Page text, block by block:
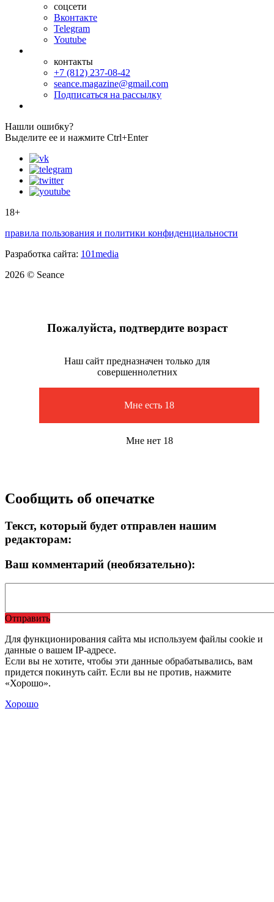
соцсети
Вконтакте
Telegram
Youtube
контакты
+7 (812) 237-08-42
seance.magazine@gmail.com
Подписаться на рассылку
Нашли ошибку?
Выделите ее и нажмите Ctrl+Enter
18+
правила пользования и политики конфиденциальности
Разработка сайта: 101media
2026 © Seance
Пожалуйста, подтвердите возраст
Наш сайт предназначен только для
совершеннолетних
Мне есть 18
Мне нет 18
Сообщить об опечатке
Текст, который будет отправлен нашим
редакторам:
Ваш комментарий (необязательно):
Отправить
Для функционирования сайта мы используем файлы cookie и
данные о вашем IP-адресе.
Если вы не хотите, чтобы эти данные обрабатывались, вам
придется покинуть сайт. Если вы не против, нажмите
«Хорошо».
Хорошо